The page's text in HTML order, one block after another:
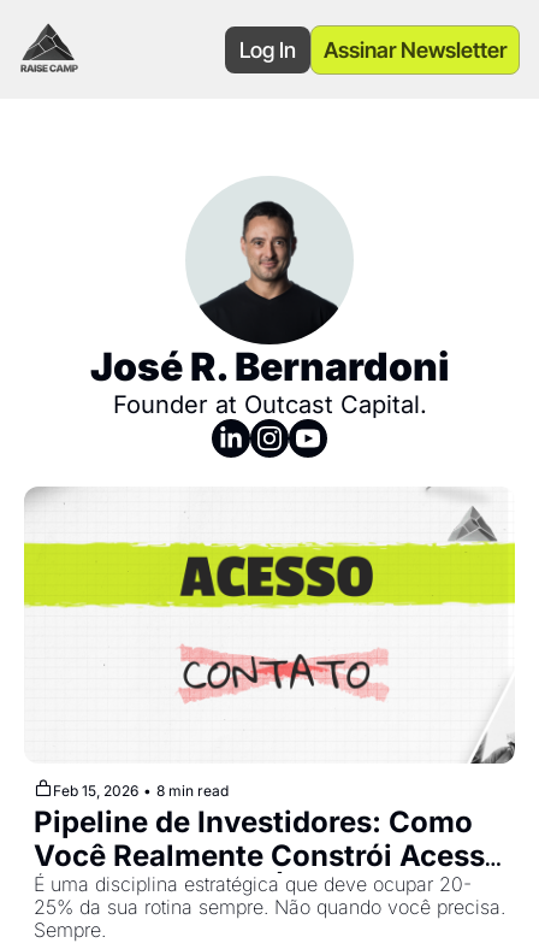
Log In Assinar Newsletter
José R. Bernardoni
Founder at Outcast Capital.
Feb 15, 2026 • 8 min read
Pipeline de Investidores: Como
Você Realmente Constrói Acesso
- Raise Camp #8 | Cohort 2
É uma disciplina estratégica que deve ocupar 20-
25% da sua rotina sempre. Não quando você precisa.
Sempre.